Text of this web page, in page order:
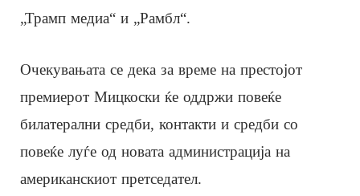
„Трамп медиа“ и „Рамбл“.
Очекувањата се дека за време на престојот
премиерот Мицкоски ќе оддржи повеќе
билатерални средби, контакти и средби со
повеќе луѓе од новата администрација на
американскиот претседател.